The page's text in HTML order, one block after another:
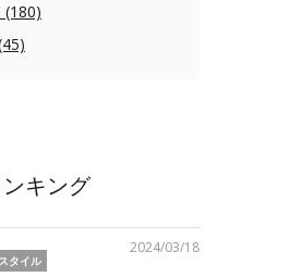
(180)
キング
2024/03/18
タイル